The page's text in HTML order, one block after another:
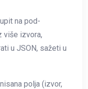
na pod-
više izvora,
u JSON, sažeti u
polja (izvor,